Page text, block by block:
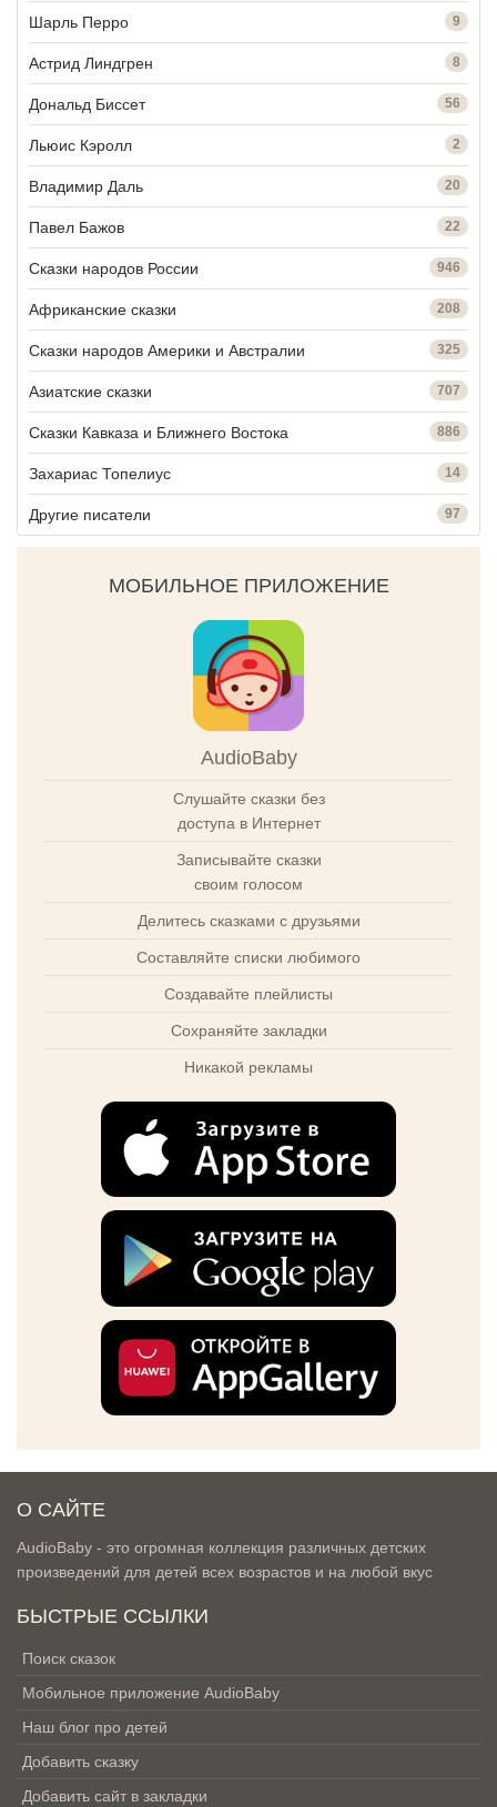
Шарль Перро 9
Астрид Линдгрен 8
Дональд Биссет 56
Льюис Кэролл 2
Владимир Даль 20
Павел Бажов 22
Сказки народов России 946
Африканские сказки 208
Сказки народов Америки и Австралии 325
Азиатские сказки 707
Сказки Кавказа и Ближнего Востока 886
Захариас Топелиус 14
Другие писатели 97
МОБИЛЬНОЕ ПРИЛОЖЕНИЕ
AudioBaby
Слушайте сказки без
доступа в Интернет
Записывайте сказки
своим голосом
Делитесь сказками с друзьями
Составляйте списки любимого
Создавайте плейлисты
Сохраняйте закладки
Никакой рекламы
О САЙТЕ
AudioBaby - это огромная коллекция различных детских
произведений для детей всех возрастов и на любой вкус
БЫСТРЫЕ ССЫЛКИ
Поиск сказок
Мобильное приложение AudioBaby
Наш блог про детей
Добавить сказку
Добавить сайт в закладки